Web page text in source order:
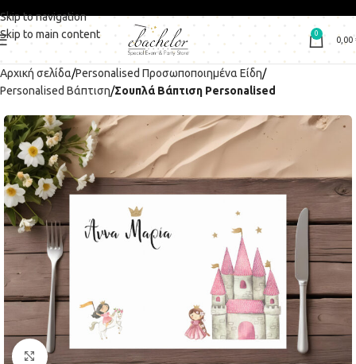
Skip to navigation
Skip to main content
0
0,00
Αρχική σελίδα Personalised Προσωποποιημένα Είδη
Personalised Βάπτιση Σουπλά Βάπτιση Personalised
Click to enlarge